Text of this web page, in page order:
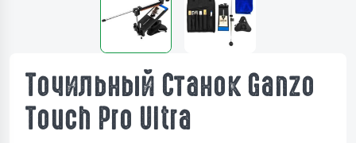
Точильный Станок Ganzo
Touch Pro Ultra